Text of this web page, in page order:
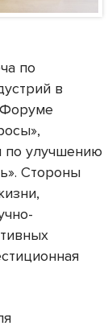
по
в
Форуме
по улучшению
Стороны